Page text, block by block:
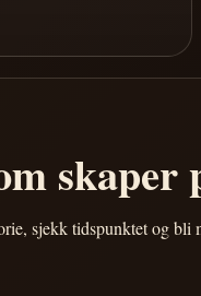
skaper
sjekk tidspunktet og bli